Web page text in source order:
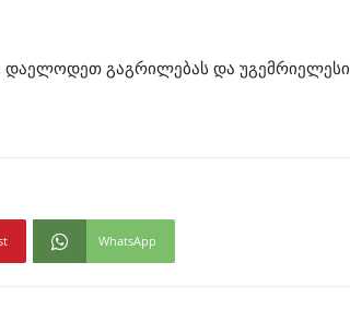
დაელოდეთ გაგრილებას და უგემრიელესი
WhatsApp